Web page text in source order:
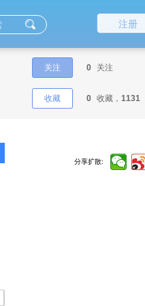
注册
关注 0 关注
收藏 0 收藏， 1131
分享扩散: